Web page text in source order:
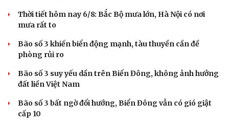
Thời tiết hôm nay 6/8: Bắc Bộ mưa lớn, Hà Nội có nơi
mưa rất to
Bão số 3 khiến biển động mạnh, tàu thuyền cần đề
phòng rủi ro
Bão số 3 suy yếu dần trên Biển Đông, không ảnh hưởng
đất liền Việt Nam
Bão số 3 bất ngờ đổi hướng, Biển Đông vẫn có gió giật
cấp 10